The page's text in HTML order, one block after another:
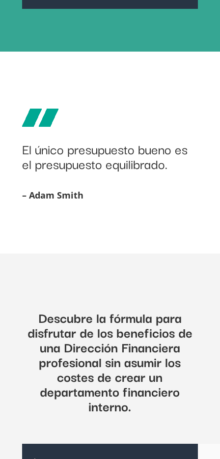
El único presupuesto bueno es
el presupuesto equilibrado.
– Adam Smith
Descubre la fórmula para
disfrutar de los beneficios de
una Dirección Financiera
profesional sin asumir los
costes de crear un
departamento financiero
interno.